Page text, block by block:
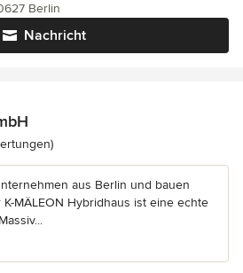
Nachricht
Berlin
5 von 5 Sternen
aus Berlin und bauen
MÄLEON Hybridhaus ist eine echte